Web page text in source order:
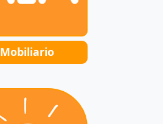
Mobiliario